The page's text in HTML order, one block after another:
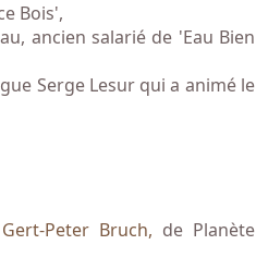
Bois',
ancien salarié de 'Eau Bien
Serge Lesur qui a animé le
Peter Bruch, de Planète